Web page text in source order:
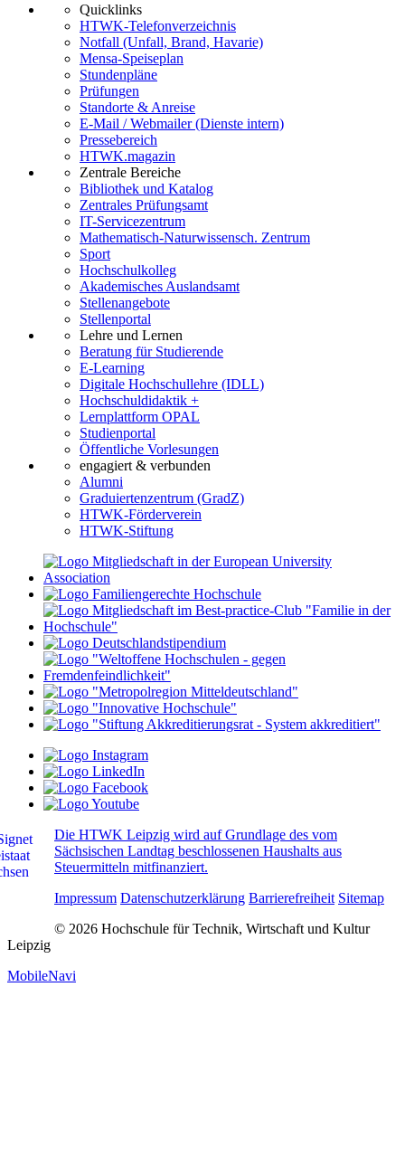
Quicklinks
HTWK-Telefonverzeichnis
Notfall (Unfall, Brand, Havarie)
Mensa-Speiseplan
Stundenpläne
Prüfungen
Standorte & Anreise
E-Mail / Webmailer (Dienste intern)
Pressebereich
HTWK.magazin
Zentrale Bereiche
Bibliothek und Katalog
Zentrales Prüfungsamt
IT-Servicezentrum
Mathematisch-Naturwissensch. Zentrum
Sport
Hochschulkolleg
Akademisches Auslandsamt
Stellenangebote
Stellenportal
Lehre und Lernen
Beratung für Studierende
E-Learning
Digitale Hochschullehre (IDLL)
Hochschuldidaktik +
Lernplattform OPAL
Studienportal
Öffentliche Vorlesungen
engagiert & verbunden
Alumni
Graduiertenzentrum (GradZ)
HTWK-Förderverein
HTWK-Stiftung
Die HTWK Leipzig wird auf Grundlage des vom
Sächsischen Landtag beschlossenen Haushalts aus
Steuermitteln mitfinanziert.
Impressum Datenschutzerklärung Barrierefreiheit Sitemap
© 2026 Hochschule für Technik, Wirtschaft und Kultur
Leipzig
MobileNavi